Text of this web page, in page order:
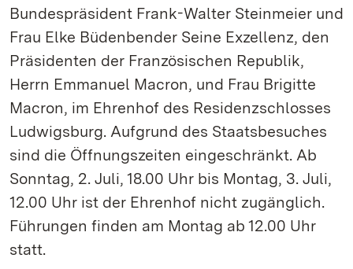
Bundespräsident Frank-Walter Steinmeier und
Frau Elke Büdenbender Seine Exzellenz, den
Präsidenten der Französischen Republik,
Herrn Emmanuel Macron, und Frau Brigitte
Macron, im Ehrenhof des Residenzschlosses
Ludwigsburg. Aufgrund des Staatsbesuches
sind die Öffnungszeiten eingeschränkt. Ab
Sonntag, 2. Juli, 18.00 Uhr bis Montag, 3. Juli,
12.00 Uhr ist der Ehrenhof nicht zugänglich.
Führungen finden am Montag ab 12.00 Uhr
statt.